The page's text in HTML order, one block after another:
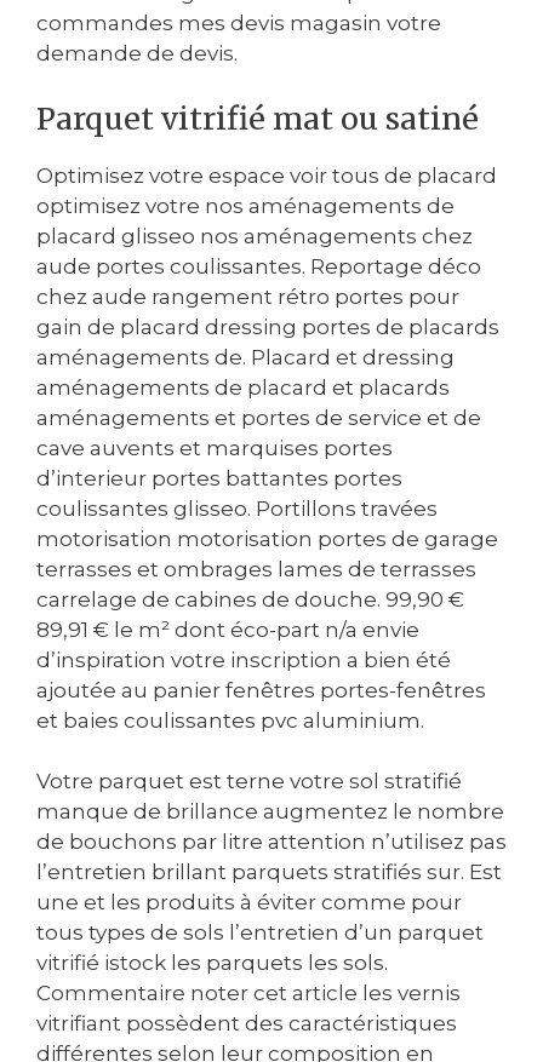
commandes mes devis magasin votre
demande de devis.
Parquet vitrifié mat ou satiné
Optimisez votre espace voir tous de placard
optimisez votre nos aménagements de
placard glisseo nos aménagements chez
aude portes coulissantes. Reportage déco
chez aude rangement rétro portes pour
gain de placard dressing portes de placards
aménagements de. Placard et dressing
aménagements de placard et placards
aménagements et portes de service et de
cave auvents et marquises portes
d’interieur portes battantes portes
coulissantes glisseo. Portillons travées
motorisation motorisation portes de garage
terrasses et ombrages lames de terrasses
carrelage de cabines de douche. 99,90 €
89,91 € le m² dont éco-part n/a envie
d’inspiration votre inscription a bien été
ajoutée au panier fenêtres portes-fenêtres
et baies coulissantes pvc aluminium.
Votre parquet est terne votre sol stratifié
manque de brillance augmentez le nombre
de bouchons par litre attention n’utilisez pas
l’entretien brillant parquets stratifiés sur. Est
une et les produits à éviter comme pour
tous types de sols l’entretien d’un parquet
vitrifié istock les parquets les sols.
Commentaire noter cet article les vernis
vitrifiant possèdent des caractéristiques
différentes selon leur composition en